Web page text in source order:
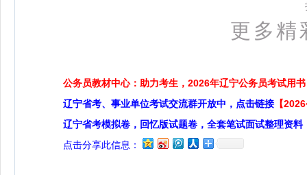
更多精
公务员教材中心：助力考生，2026年辽宁公务员考试用书
辽宁省考、事业单位考试交流群开放中，点击链接 【
辽宁省考模拟卷，回忆版试题卷，全套笔试面试整理资料
点击分享此信息：